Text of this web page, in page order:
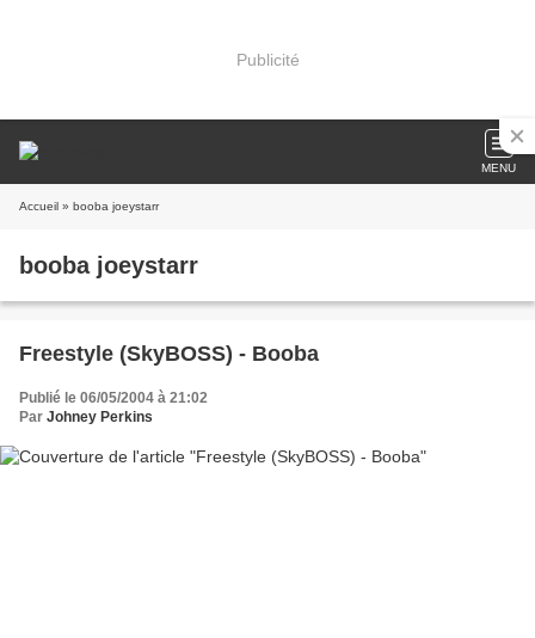
Publicité
MENU
Accueil » booba joeystarr
booba joeystarr
Freestyle (SkyBOSS) - Booba
Publié le 06/05/2004 à 21:02
Par Johney Perkins